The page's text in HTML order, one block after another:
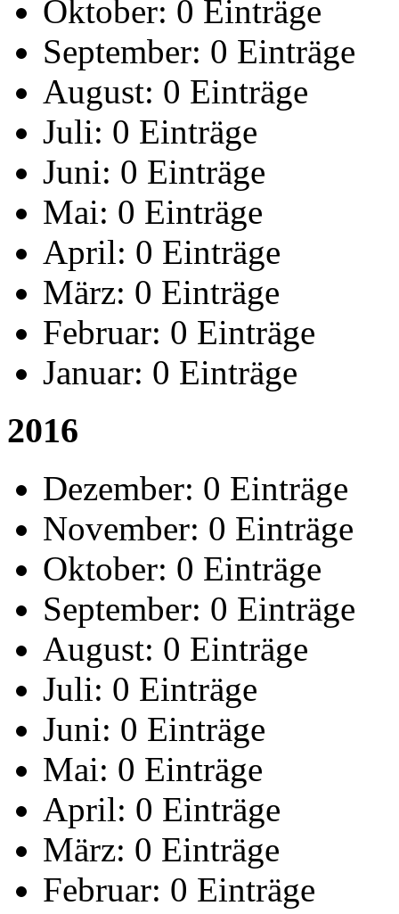
Oktober: 0 Einträge
September: 0 Einträge
August: 0 Einträge
Juli: 0 Einträge
Juni: 0 Einträge
Mai: 0 Einträge
April: 0 Einträge
März: 0 Einträge
Februar: 0 Einträge
Januar: 0 Einträge
2016
Dezember: 0 Einträge
November: 0 Einträge
Oktober: 0 Einträge
September: 0 Einträge
August: 0 Einträge
Juli: 0 Einträge
Juni: 0 Einträge
Mai: 0 Einträge
April: 0 Einträge
März: 0 Einträge
Februar: 0 Einträge